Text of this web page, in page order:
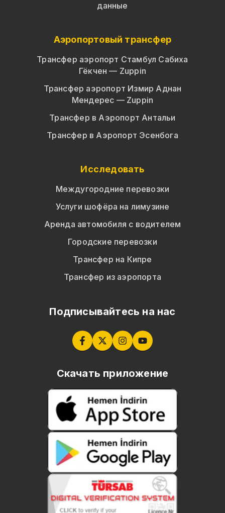
данные
Аэропортовый трансфер
Трансфер аэропорт Стамбул Сабиха
Гёкчен — Zuppin
Трансфер аэропорт Измир Аднан
Мендерес — Zuppin
Трансфер в Аэропорт Антальи
Трансфер в Аэропорт Эсенбога
Исследовать
Междугородние перевозки
Услуги шофёра на лимузине
Аренда автомобиля с водителем
Городские перевозки
Трансфер на Кипре
Трансфер из аэропорта
Подписывайтесь на нас
Скачать приложение